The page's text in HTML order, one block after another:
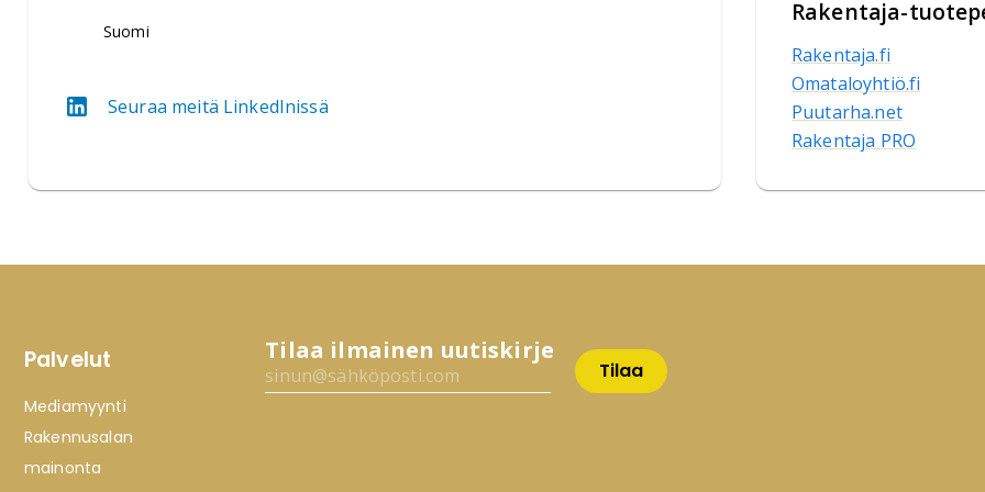
Suomi
Seuraa meitä LinkedInissä
Rakentaja-
Rakentaja.fi
Omataloyhtiö.fi
Puutarha.net
Rakentaja PRO
Palvelut
Mediamyynti
Rakennusalan
mainonta
Tilaa ilmainen uutiskirje
Tilaa